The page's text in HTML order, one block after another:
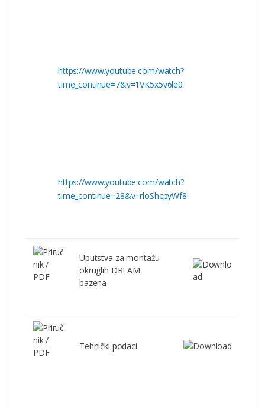
https://www.youtube.com/watch?
time_continue=7&v=1VK5x5v6le0
https://www.youtube.com/watch?
time_continue=28&v=rloShcpyWf8
Uputstva za montažu
okruglih DREAM
bazena
Tehnički podaci